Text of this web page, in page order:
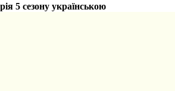
5 сезону українською